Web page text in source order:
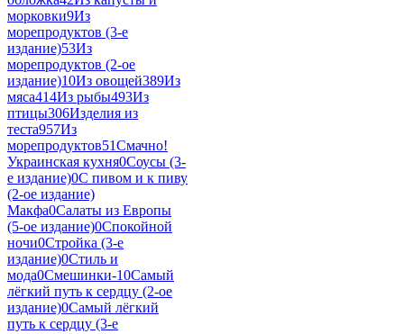
морковки9Из
морепродуктов (3-е
издание)53Из
морепродуктов (2-ое
издание)10Из овощей389Из
мяса414Из рыбы493Из
птицы306Изделия из
теста957Из
морепродуктов51Смачно!
Украинская кухня0Соусы (3-
е издание)0С пивом и к пиву
(2-ое издание)
Макфа0Салаты из Европы
(5-ое издание)0Спокойной
ночи0Стройка (3-е
издание)0Стиль и
мода0Смешинки-10Самый
лёгкий путь к сердцу (2-ое
издание)0Самый лёгкий
путь к сердцу (3-е